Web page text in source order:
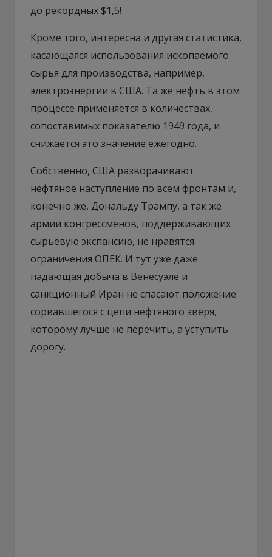
до рекордных $1,5!
Кроме того, интересна и другая статистика,
касающаяся использования ископаемого
сырья для производства, например,
электроэнергии в США. Та же нефть в этом
процессе применяется в количествах,
сопоставимых показателю 1949 года, и
снижается это значение ежегодно.
Собственно, США разворачивают
нефтяное наступление по всем фронтам и,
конечно же, Дональду Трампу, а так же
армии конгрессменов, поддерживающих
сырьевую экспансию, не нравятся
ограничения ОПЕК. И тут уже даже
падающая добыча в Венесуэле и
санкционный Иран не спасают положение
сорвавшегося с цепи нефтяного зверя,
которому лучше не перечить, а уступить
дорогу.